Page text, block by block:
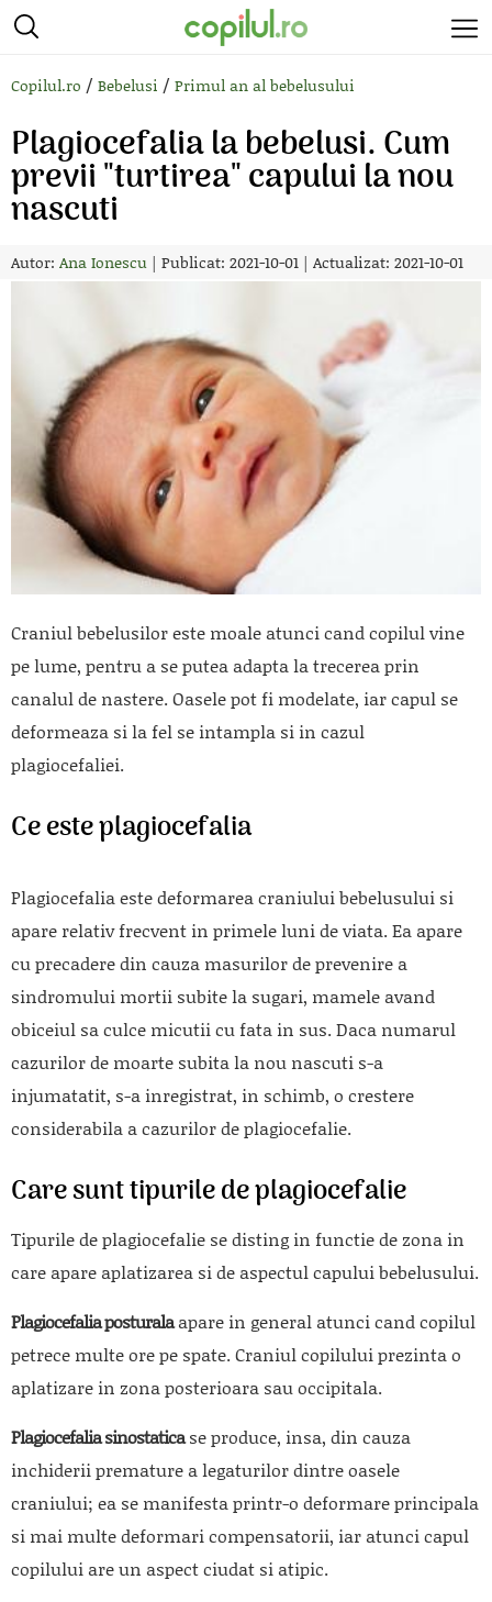
Copilul.ro / Bebelusi / Primul an al bebelusului
Plagiocefalia la bebelusi. Cum
previi "turtirea" capului la nou
nascuti
Autor: Ana Ionescu | Publicat: 2021-10-01 | Actualizat: 2021-10-01
Craniul bebelusilor este moale atunci cand copilul vine
pe lume, pentru a se putea adapta la trecerea prin
canalul de nastere. Oasele pot fi modelate, iar capul se
deformeaza si la fel se intampla si in cazul
plagiocefaliei.
Ce este plagiocefalia
Plagiocefalia este deformarea craniului bebelusului si
apare relativ frecvent in primele luni de viata. Ea apare
cu precadere din cauza masurilor de prevenire a
sindromului mortii subite la sugari, mamele avand
obiceiul sa culce micutii cu fata in sus. Daca numarul
cazurilor de moarte subita la nou nascuti s-a
injumatatit, s-a inregistrat, in schimb, o crestere
considerabila a cazurilor de plagiocefalie.
Care sunt tipurile de plagiocefalie
Tipurile de plagiocefalie se disting in functie de zona in
care apare aplatizarea si de aspectul capului bebelusului.
Plagiocefalia posturalaapare in general atunci cand copilul
petrece multe ore pe spate. Craniul copilului prezinta o
aplatizare in zona posterioara sau occipitala.
Plagiocefalia sinostaticase produce, insa, din cauza
inchiderii premature a legaturilor dintre oasele
craniului; ea se manifesta printr-o deformare principala
si mai multe deformari compensatorii, iar atunci capul
copilului are un aspect ciudat si atipic.